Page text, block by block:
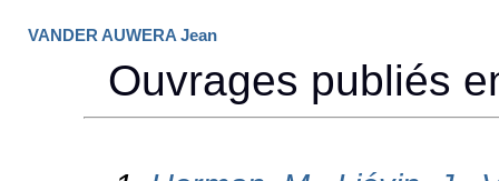
VANDER AUWERA Jean